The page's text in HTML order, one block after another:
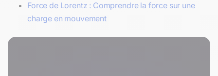
Force de Lorentz : Comprendre la force sur une
charge en mouvement